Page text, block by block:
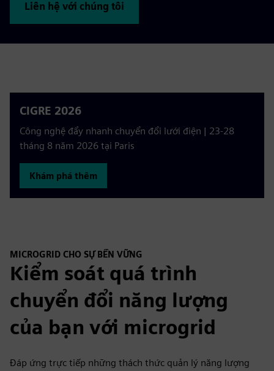
Liên hệ với chúng tôi
CIGRE 2026
Công nghệ đẩy nhanh chuyển đổi lưới điện | 23-28
tháng 8 năm 2026 tại Paris
Khám phá thêm
MICROGRID CHO SỰ BỀN VỮNG
Kiểm soát quá trình
chuyển đổi năng lượng
của bạn với microgrid
Đáp ứng trực tiếp những thách thức quản lý năng lượng